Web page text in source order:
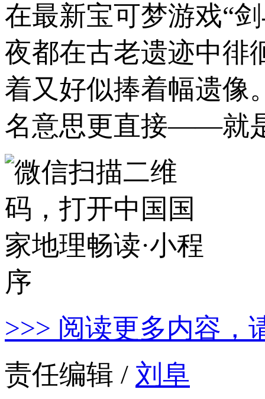
在最新宝可梦游戏“
夜都在古老遗迹中徘
着又好似捧着幅遗像
名意思更直接——就
>>> 阅读更多内容，
责任编辑 / 刘阜